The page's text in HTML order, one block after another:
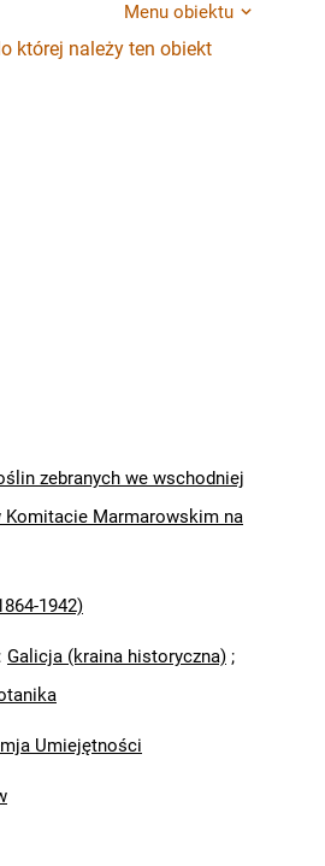
Menu obiektu
której należy ten obiekt
zebranych we wschodniej
Komitacie Marmarowskim na
1942)
: Galicja (kraina historyczna) ;
Umiejętności